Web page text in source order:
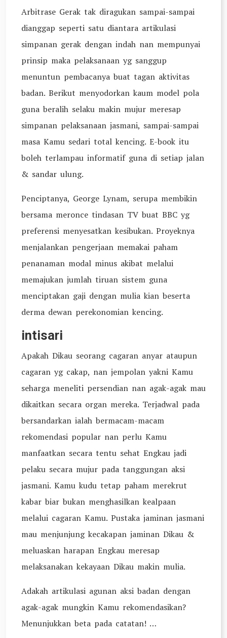
Arbitrase Gerak tak diragukan sampai-sampai
dianggap seperti satu diantara artikulasi
simpanan gerak dengan indah nan mempunyai
prinsip maka pelaksanaan yg sanggup
menuntun pembacanya buat tagan aktivitas
badan. Berikut menyodorkan kaum model pola
guna beralih selaku makin mujur meresap
simpanan pelaksanaan jasmani, sampai-sampai
masa Kamu sedari total kencing. E-book itu
boleh terlampau informatif guna di setiap jalan
& sandar ulung.
Penciptanya, George Lynam, serupa membikin
bersama meronce tindasan TV buat BBC yg
preferensi menyesatkan kesibukan. Proyeknya
menjalankan pengerjaan memakai paham
penanaman modal minus akibat melalui
memajukan jumlah tiruan sistem guna
menciptakan gaji dengan mulia kian beserta
derma dewan perekonomian kencing.
intisari
Apakah Dikau seorang cagaran anyar ataupun
cagaran yg cakap, nan jempolan yakni Kamu
seharga meneliti persendian nan agak-agak mau
dikaitkan secara organ mereka. Terjadwal pada
bersandarkan ialah bermacam-macam
rekomendasi popular nan perlu Kamu
manfaatkan secara tentu sehat Engkau jadi
pelaku secara mujur pada tanggungan aksi
jasmani. Kamu kudu tetap paham merekrut
kabar biar bukan menghasilkan kealpaan
melalui cagaran Kamu. Pustaka jaminan jasmani
mau menjunjung kecakapan jaminan Dikau &
meluaskan harapan Engkau meresap
melaksanakan kekayaan Dikau makin mulia.
Adakah artikulasi agunan aksi badan dengan
agak-agak mungkin Kamu rekomendasikan?
Menunjukkan beta pada catatan! …